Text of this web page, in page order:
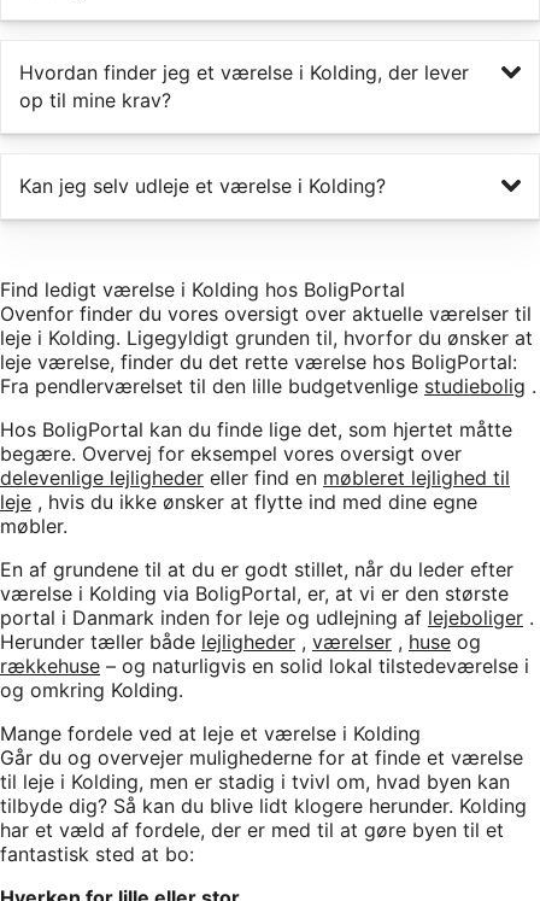
Hvordan finder jeg et værelse i Kolding, der lever
op til mine krav?
Kan jeg selv udleje et værelse i Kolding?
Find ledigt værelse i Kolding hos BoligPortal
Ovenfor finder du vores oversigt over aktuelle værelser til
leje i Kolding. Ligegyldigt grunden til, hvorfor du ønsker at
leje værelse, finder du det rette værelse hos BoligPortal:
Fra pendlerværelset til den lille budgetvenlige studiebolig .
Hos BoligPortal kan du finde lige det, som hjertet måtte
begære. Overvej for eksempel vores oversigt over
delevenlige lejligheder eller find en møbleret lejlighed til
leje , hvis du ikke ønsker at flytte ind med dine egne
møbler.
En af grundene til at du er godt stillet, når du leder efter
værelse i Kolding via BoligPortal, er, at vi er den største
portal i Danmark inden for leje og udlejning af lejeboliger .
Herunder tæller både lejligheder , værelser , huse og
rækkehuse – og naturligvis en solid lokal tilstedeværelse i
og omkring Kolding.
Mange fordele ved at leje et værelse i Kolding
Går du og overvejer mulighederne for at finde et værelse
til leje i Kolding, men er stadig i tvivl om, hvad byen kan
tilbyde dig? Så kan du blive lidt klogere herunder. Kolding
har et væld af fordele, der er med til at gøre byen til et
fantastisk sted at bo: